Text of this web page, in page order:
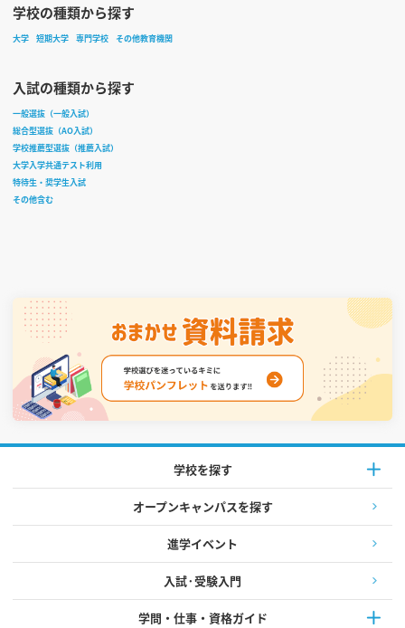
学校の種類から探す
大学 短期大学 専門学校 その他教育機関
入試の種類から探す
一般選抜（一般入試）
総合型選抜（AO入試）
学校推薦型選抜（推薦入試）
大学入学共通テスト利用
特待生・奨学生入試
その他含む
学校を探す
オープンキャンパスを探す
進学イベント
入試·受験入門
学問・仕事・資格ガイド